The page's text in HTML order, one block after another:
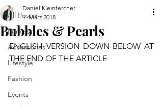
All Posts
Fitness
Accessories
Lifestyle
Fashion
Events
Bubbles & Pearls
Daniel Kleinfercher
1. März 2018
ENGLISH VERSION DOWN BELOW AT
THE END OF THE ARTICLE